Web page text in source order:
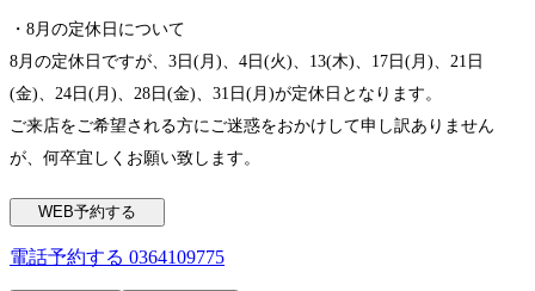
・8月の定休日について
8月の定休日ですが、3日(月)、4日(火)、13(木)、17日(月)、21日
(金)、24日(月)、28日(金)、31日(月)が定休日となります。
ご来店をご希望される方にご迷惑をおかけして申し訳ありません
が、何卒宜しくお願い致します。
WEB予約する
電話予約する 0364109775